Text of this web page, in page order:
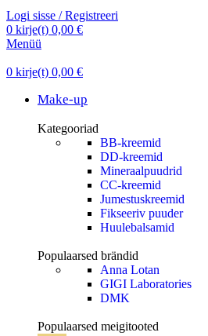
Logi sisse / Registreeri
0 kirje(t) 0,00 €
Menüü
0 kirje(t) 0,00 €
Make-up
Kategooriad
BB-kreemid
DD-kreemid
Mineraalpuudrid
CC-kreemid
Jumestuskreemid
Fikseeriv puuder
Huulebalsamid
Populaarsed brändid
Anna Lotan
GIGI Laboratories
DMK
Populaarsed meigitooted